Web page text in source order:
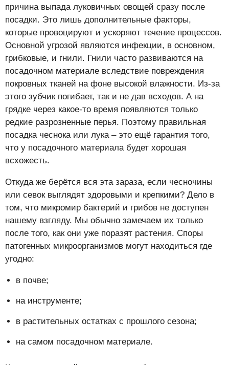
причина выпада луковичных овощей сразу после
посадки. Это лишь дополнительные факторы,
которые провоцируют и ускоряют течение процессов.
Основной угрозой являются инфекции, в основном,
грибковые, и гнили. Гнили часто развиваются на
посадочном материале вследствие повреждения
покровных тканей на фоне высокой влажности. Из-за
этого зубчик погибает, так и не дав всходов. А на
грядке через какое-то время появляются только
редкие разрозненные перья. Поэтому правильная
посадка чеснока или лука – это ещё гарантия того,
что у посадочного материала будет хорошая
всхожесть.
Откуда же берётся вся эта зараза, если чесночины
или севок выглядят здоровыми и крепкими? Дело в
том, что микромир бактерий и грибов не доступен
нашему взгляду. Мы обычно замечаем их только
после того, как они уже поразят растения. Споры
патогенных микроорганизмов могут находиться где
угодно:
в почве;
на инструменте;
в растительных остатках с прошлого сезона;
на самом посадочном материале.